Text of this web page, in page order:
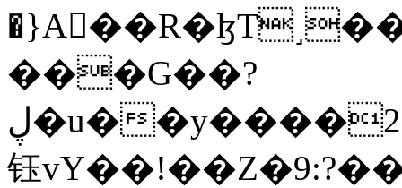
���G��?
ڸ�u��y����2o�Gc���t!W���k+(���
钰vY��!��Z�9:?�